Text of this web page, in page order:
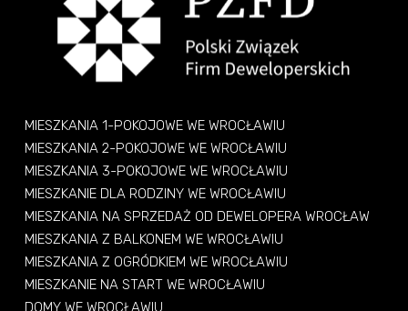
MIESZKANIA 1-POKOJOWE WE WROCŁAWIU
MIESZKANIA 2-POKOJOWE WE WROCŁAWIU
MIESZKANIA 3-POKOJOWE WE WROCŁAWIU
MIESZKANIE DLA RODZINY WE WROCŁAWIU
MIESZKANIA NA SPRZEDAŻ OD DEWELOPERA WROCŁAW
MIESZKANIA Z BALKONEM WE WROCŁAWIU
MIESZKANIA Z OGRÓDKIEM WE WROCŁAWIU
MIESZKANIE NA START WE WROCŁAWIU
DOMY WE WROCŁAWIU